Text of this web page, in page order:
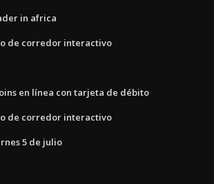
in africa
de corredor interactivo
en línea con tarjeta de débito
de corredor interactivo
5 de julio